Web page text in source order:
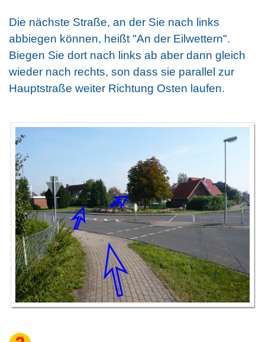
Die nächste Straße, an der Sie nach links
abbiegen können, heißt "An der Eilwettern".
Biegen Sie dort nach links ab aber dann gleich
wieder nach rechts, son dass sie parallel zur
Hauptstraße weiter Richtung Osten laufen.